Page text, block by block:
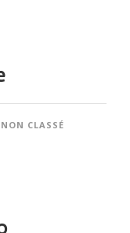
NON CLASSÉ